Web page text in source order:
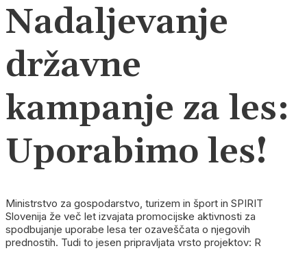
Nadaljevanje
državne
kampanje za les:
Uporabimo les!
Ministrstvo za gospodarstvo, turizem in šport in SPIRIT
Slovenija že več let izvajata promocijske aktivnosti za
spodbujanje uporabe lesa ter ozaveščata o njegovih
prednostih. Tudi to jesen pripravljata vrsto projektov: R